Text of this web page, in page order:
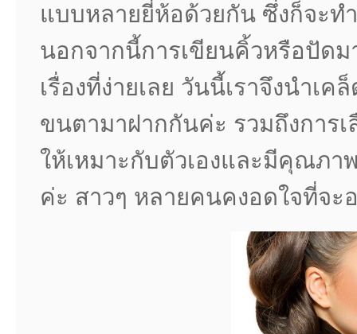
แบบหลายยี่ห้อด้วยกัน ซึ่งก็จะท
นอกจากนี้การเขียนคิ้วหรือปัด
เรื่องที่ง่ายเลย วันนี้เราจึงนำเ
ขนตามาฝากกันค่ะ รวมถึงการ
ให้เหมาะกับตัวเองและมีคุณภา
ค่ะ สาวๆ หลายคนคงอดใจที่จะ